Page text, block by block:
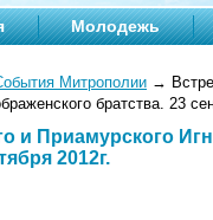
Молодежь
Митрополии →
братства. 23
и Приамурского
2012г.